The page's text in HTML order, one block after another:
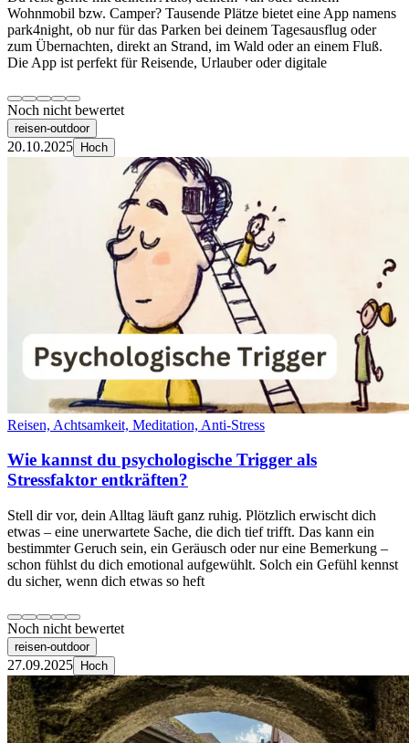
Wohnmobil bzw. Camper? Tausende Plätze bietet eine App namens
park4night, ob nur für das Parken bei deinem Tagesausflug oder
zum Übernachten, direkt an Strand, im Wald oder an einem Fluß.
Die App ist perfekt für Reisende, Urlauber oder digitale
Noch nicht bewertet
reisen-outdoor
20.10.2025 Hoch
Reisen, Achtsamkeit, Meditation, Anti-Stress
Wie kannst du psychologische Trigger als
Stressfaktor entkräften?
Stell dir vor, dein Alltag läuft ganz ruhig. Plötzlich erwischt dich
etwas – eine unerwartete Sache, die dich tief trifft. Das kann ein
bestimmter Geruch sein, ein Geräusch oder nur eine Bemerkung –
schon fühlst du dich emotional aufgewühlt. Solch ein Gefühl kennst
du sicher, wenn dich etwas so heft
Noch nicht bewertet
reisen-outdoor
27.09.2025 Hoch